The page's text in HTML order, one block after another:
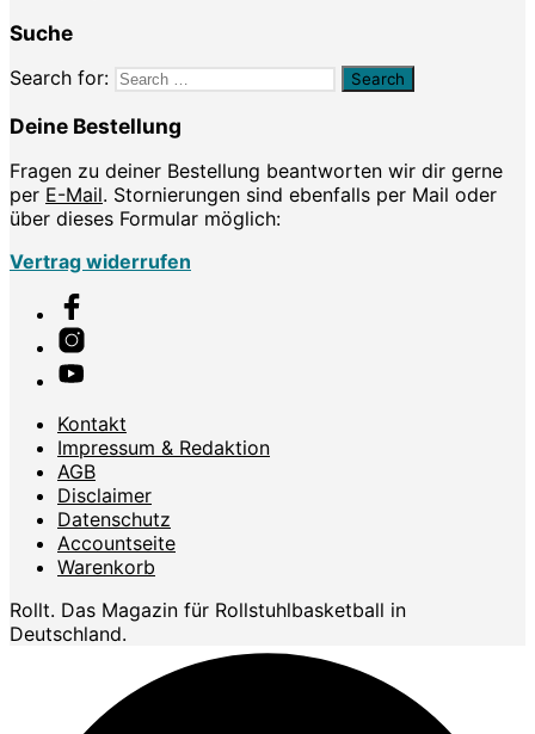
Suche
Search for:
Deine Bestellung
Fragen zu deiner Bestellung beantworten wir dir gerne
per E-Mail. Stornierungen sind ebenfalls per Mail oder
über dieses Formular möglich:
Vertrag widerrufen
Kontakt
Impressum & Redaktion
AGB
Disclaimer
Datenschutz
Accountseite
Warenkorb
Rollt. Das Magazin für Rollstuhlbasketball in
Deutschland.